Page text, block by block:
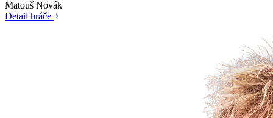
Matouš Novák
Detail hráče